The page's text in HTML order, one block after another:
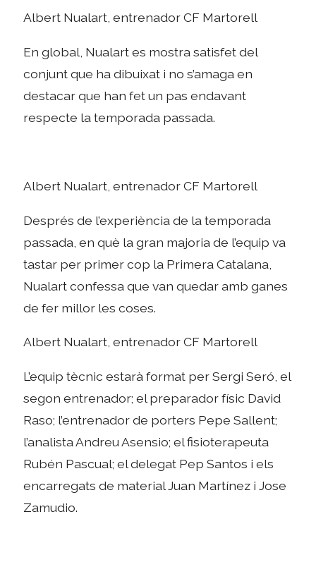
Albert Nualart, entrenador CF Martorell
En global, Nualart es mostra satisfet del
conjunt que ha dibuixat i no s’amaga en
destacar que han fet un pas endavant
respecte la temporada passada.
Albert Nualart, entrenador CF Martorell
Després de l’experiència de la temporada
passada, en què la gran majoria de l’equip va
tastar per primer cop la Primera Catalana,
Nualart confessa que van quedar amb ganes
de fer millor les coses.
Albert Nualart, entrenador CF Martorell
L’equip tècnic estarà format per Sergi Seró, el
segon entrenador; el preparador físic David
Raso; l’entrenador de porters Pepe Sallent;
l’analista Andreu Asensio; el fisioterapeuta
Rubén Pascual; el delegat Pep Santos i els
encarregats de material Juan Martínez i Jose
Zamudio.